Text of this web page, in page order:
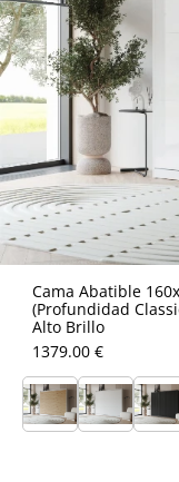
Cama Abatible
(Profundidad
Alto Brillo
1379.00 €